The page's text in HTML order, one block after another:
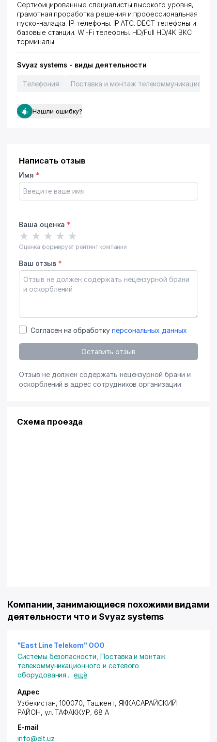
Сертифицированные специалисты высокого уровня,
грамотная проработка решения и профессиональная
пуско-наладка. IP телефоны. IP АТС. DECT телефоны и
базовые станции. Wi-Fi телефоны. HD/Full HD/4K ВКС
терминалы.
Svyaz systems - виды деятельности
Телефония Поставка и монтаж
Нашли ошибку?
Написать отзыв
Имя *
Ваша оценка *
★ ★ ★ ★ ★
Оценка формирует рейтинг компании
Ваш отзыв *
Согласен на обработку персональных данных
Оставить отзыв
Отзыв не должен содержать нецензурной брани и
оскорблений в адрес сотрудников организации
Схема проезда
Компании, занимающиеся похожими видами
деятельности что и Svyaz systems
"East Line Telekom" ООО
Системы безопасности Поставка и монтаж
телекоммуникационного и сетевого
оборудования... ещё
Адрес
Узбекистан, 100070, Ташкент, ЯККАСАРАЙСКИЙ
РАЙОН, ул. ТАФАККУР, 68 А
E-mail
info@elt.uz